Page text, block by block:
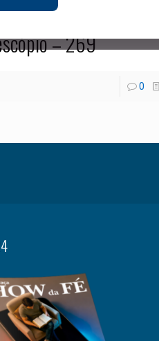
2021
– 269
0